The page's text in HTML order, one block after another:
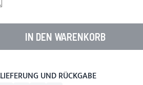
IN DEN WARENKORB
LIEFERUNG UND RÜCKGABE